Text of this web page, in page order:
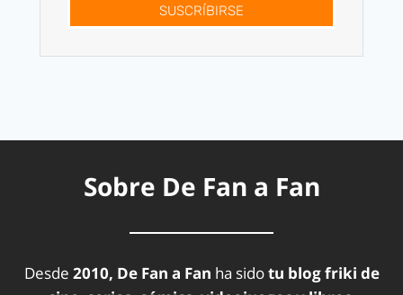
SUSCRÍBIRSE
Sobre De Fan a Fan
Desde 2010, De Fan a Fan ha sidotu blog friki de